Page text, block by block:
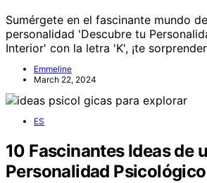
Sumérgete en el fascinante mundo
personalidad 'Descubre tu
Interior' con la letra 'K', ¡te
Emmeline
March 22, 2024
ES
10 Fascinantes Ideas de
Personalidad Psicológico